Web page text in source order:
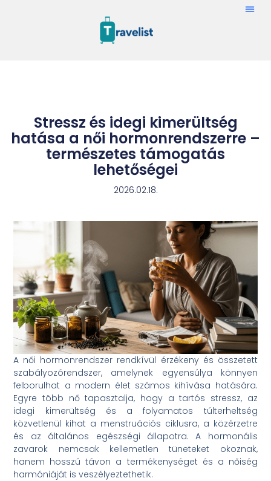
Stressz és idegi kimerültség
hatása a női hormonrendszerre –
természetes támogatás
lehetőségei
2026.02.18.
A női hormonrendszer rendkívül érzékeny és összetett
szabályozórendszer, amelynek egyensúlya könnyen
felborulhat a modern élet számos kihívása hatására.
Egyre több nő tapasztalja, hogy a tartós stressz, az
idegi kimerültség és a folyamatos túlterheltség
közvetlenül kihat a menstruációs ciklusra, a közérzetre
és az általános egészségi állapotra. A hormonális
zavarok nemcsak kellemetlen tüneteket okoznak,
hanem hosszú távon a termékenységet és a nőiség
harmóniáját is veszélyeztethetik.